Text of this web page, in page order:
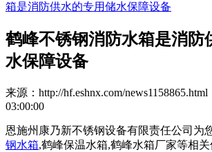
箱是消防供水的专用储水保障设备
鹤峰不锈钢消防水箱是消防
水保障设备
来源：http://hf.eshnx.com/
03:00:00
恩施州康乃新不锈钢设备有限责任公司为
钢水箱,鹤峰保温水箱,鹤峰水箱厂家等相